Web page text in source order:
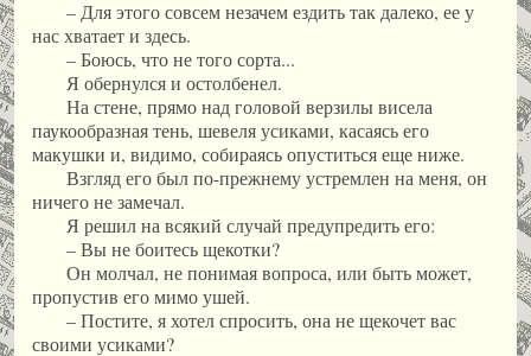
– Для этого совсем незачем ездить так далеко, ее у
нас хватает и здесь.
– Боюсь, что не того сорта...
Я обернулся и остолбенел.
На стене, прямо над головой верзилы висела
паукообразная тень, шевеля усиками, касаясь его
макушки и, видимо, собираясь опуститься еще ниже.
Взгляд его был по-прежнему устремлен на меня, он
ничего не замечал.
Я решил на всякий случай предупредить его:
– Вы не боитесь щекотки?
Он молчал, не понимая вопроса, или быть может,
пропустив его мимо ушей.
– Постите, я хотел спросить, она не щекочет вас
своими усиками?